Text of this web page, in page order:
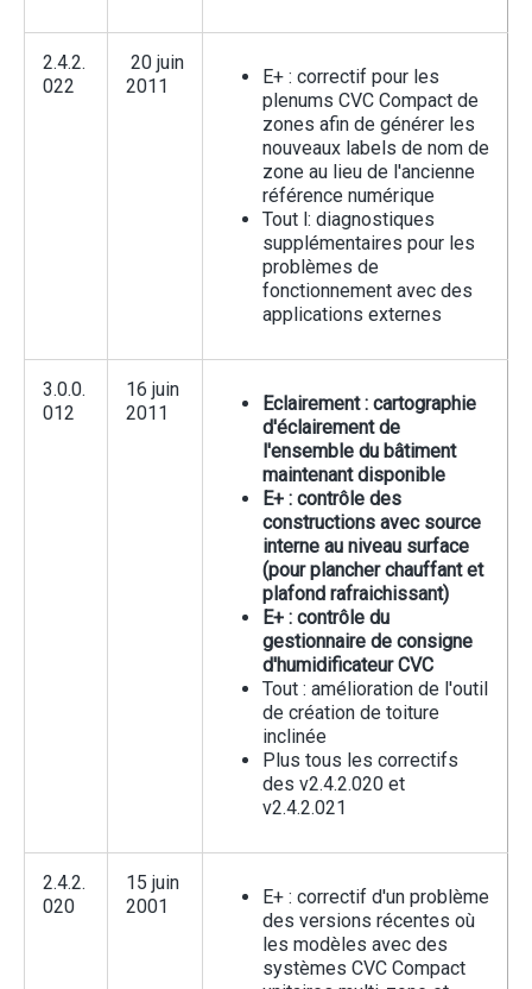
2.4.2.
022
20 juin
2011
E+ : correctif pour les
plenums CVC Compact de
zones afin de générer les
nouveaux labels de nom de
zone au lieu de l'ancienne
référence numérique
Tout l: diagnostiques
supplémentaires pour les
problèmes de
fonctionnement avec des
applications externes
3.0.0.
012
16 juin
2011
Eclairement : cartographie
d'éclairement de
l'ensemble du bâtiment
maintenant disponible
E+ : contrôle des
constructions avec source
interne au niveau surface
(pour plancher chauffant et
plafond rafraichissant)
E+ : contrôle du
gestionnaire de consigne
d'humidificateur CVC
Tout : amélioration de l'outil
de création de toiture
inclinée
Plus tous les correctifs
des v2.4.2.020 et
v2.4.2.021
2.4.2.
020
15 juin
2001
E+ : correctif d'un problème
des versions récentes où
les modèles avec des
systèmes CVC Compact